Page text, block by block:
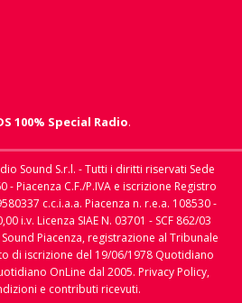
100% Special Radio.
Sound S.r.l. - Tutti i diritti riservati Sede
- Piacenza C.F./P.IVA e iscrizione Registro
c.c.i.a.a. Piacenza n. r.e.a. 108530 -
i.v. Licenza SIAE N. 03701 - SCF 862/03
Piacenza, registrazione al Tribunale
di iscrizione del 19/06/1978 Quotidiano
OnLine dal 2005. Privacy Policy,
e contributi ricevuti.